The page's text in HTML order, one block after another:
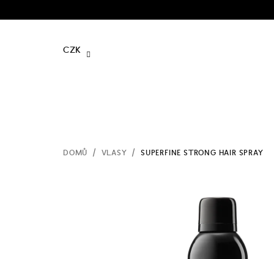
na
CZK
DOMŮ / VLASY / SUPERFINE STRONG HAIR SPRAY